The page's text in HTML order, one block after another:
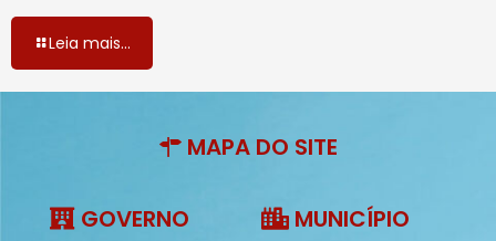
Leia mais...
MAPA DO SITE
GOVERNO MUNICÍPIO